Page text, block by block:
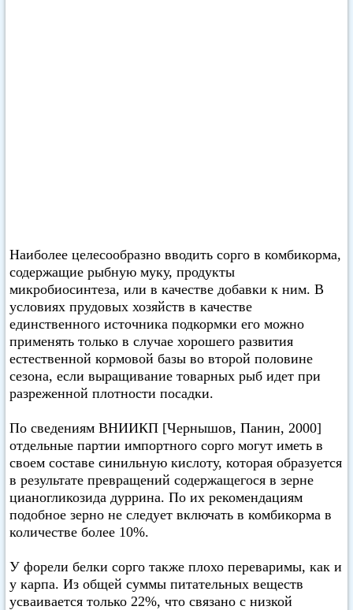
Наиболее целесообразно вводить сорго в комбикорма,
содержащие рыбную муку, продукты
микробиосинтеза, или в качестве добавки к ним. В
условиях прудовых хозяйств в качестве
единственного источника подкормки его можно
применять только в случае хорошего развития
естественной кормовой базы во второй половине
сезона, если выращивание товарных рыб идет при
разреженной плотности посадки.
По сведениям ВНИИКП [Чернышов, Панин, 2000]
отдельные партии импортного сорго могут иметь в
своем составе синильную кислоту, которая образуется
в результате превращений содержащегося в зерне
цианогликозида дуррина. По их рекомендациям
подобное зерно не следует включать в комбикорма в
количестве более 10%.
У форели белки сорго также плохо переваримы, как и
у карпа. Из общей суммы питательных веществ
усваивается только 22%, что связано с низкой